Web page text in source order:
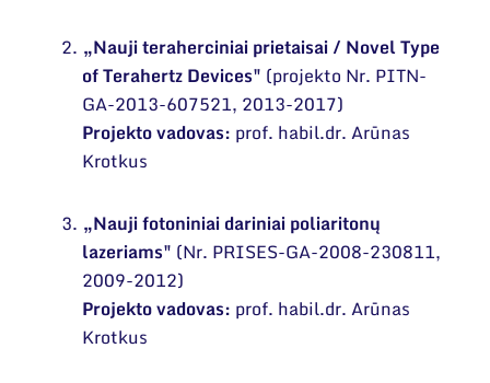
„Nauji teraherciniai prietaisai / Novel Type
of Terahertz Devices" (projekto Nr. PITN-
GA-2013-607521, 2013-2017)
Projekto vadovas: prof. habil.dr. Arūnas
Krotkus
„Nauji fotoniniai dariniai poliaritonų
lazeriams" (Nr. PRISES-GA-2008-230811,
2009-2012)
Projekto vadovas: prof. habil.dr. Arūnas
Krotkus